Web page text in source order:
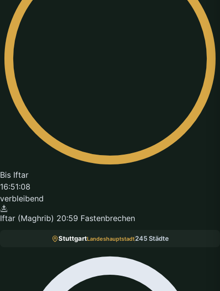
Bis Iftar
16:51:08
verbleibend
Iftar (Maghrib) 20:59 Fastenbrechen
StuttgartLandeshauptstadt245 Städte